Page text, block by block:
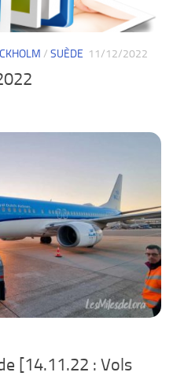
/ SUÈDE 11/12/2022
[14.11.22 : Vols